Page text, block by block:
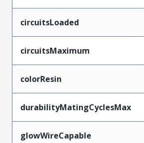
circuitsLoaded
circuitsMaximum
colorResin
durabilityMatingCyclesMax
glowWireCapable